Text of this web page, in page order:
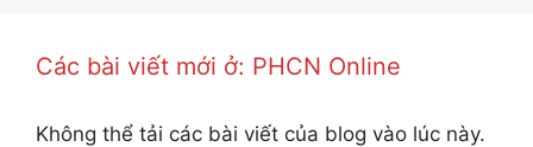
Các bài viết mới ở: PHCN Online
Không thể tải các bài viết của blog vào lúc này.